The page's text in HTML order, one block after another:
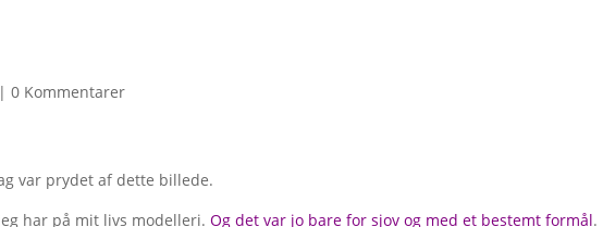
|0 Kommentarer
var prydet af dette billede.
har på mit livs modelleri.Og det var jo bare for sjov og med et bestemt formål.